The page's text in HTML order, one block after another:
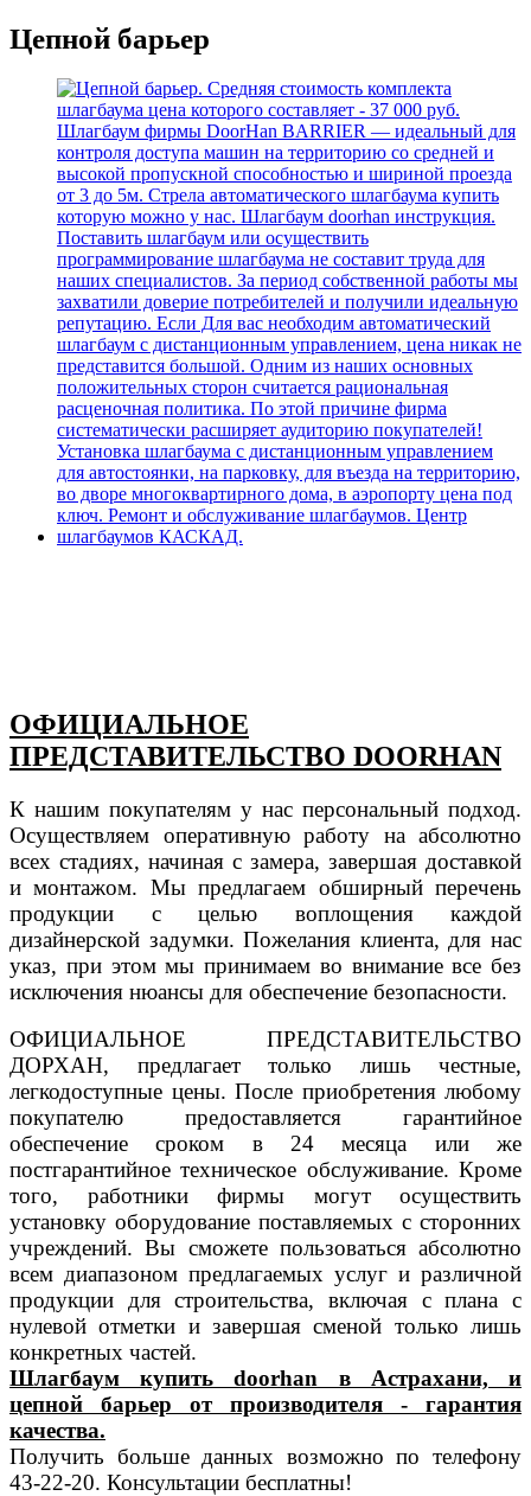
Цепной барьер
ОФИЦИАЛЬНОЕ
ПРЕДСТАВИТЕЛЬСТВО DOORHAN
К нашим покупателям у нас персональный подход.
Осуществляем оперативную работу на абсолютно
всех стадиях, начиная с замера, завершая доставкой
и монтажом. Мы предлагаем обширный перечень
продукции с целью воплощения каждой
дизайнерской задумки. Пожелания клиента, для нас
указ, при этом мы принимаем во внимание все без
исключения нюансы для обеспечение безопасности.
ОФИЦИАЛЬНОЕ ПРЕДСТАВИТЕЛЬСТВО
ДОРХАН, предлагает только лишь честные,
легкодоступные цены. После приобретения любому
покупателю предоставляется гарантийное
обеспечение сроком в 24 месяца или же
постгарантийное техническое обслуживание. Кроме
того, работники фирмы могут осуществить
установку оборудование поставляемых с сторонних
учреждений. Вы сможете пользоваться абсолютно
всем диапазоном предлагаемых услуг и различной
продукции для строительства, включая с плана с
нулевой отметки и завершая сменой только лишь
конкретных частей.
Шлагбаум купить doorhan в Астрахани, и
цепной барьер от производителя - гарантия
качества.
Получить больше данных возможно по телефону
43-22-20. Консультации бесплатны!